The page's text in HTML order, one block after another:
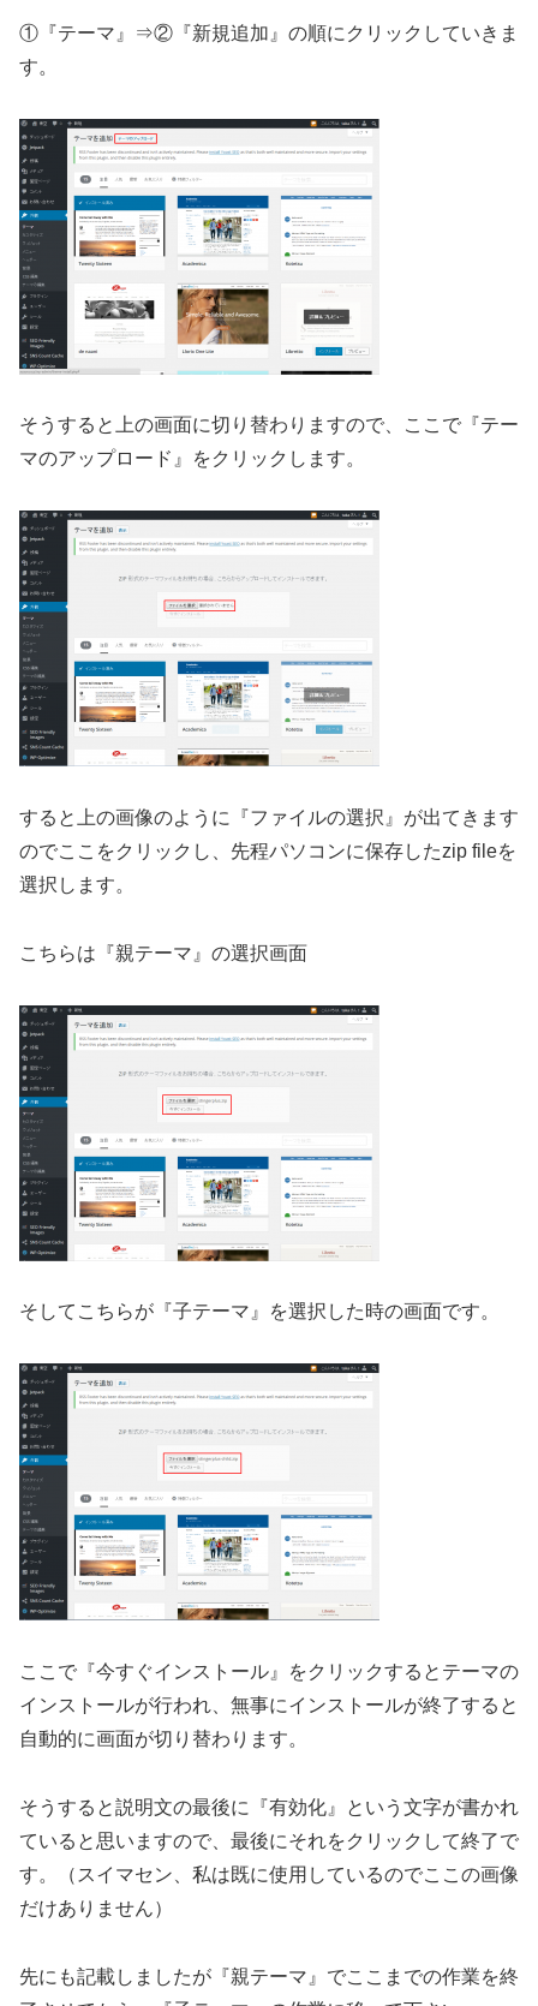
①『テーマ』⇒②『新規追加』の順にクリックしていきま
す。
そうすると上の画面に切り替わりますので、ここで『テー
マのアップロード』をクリックします。
すると上の画像のように『ファイルの選択』が出てきます
のでここをクリックし、先程パソコンに保存したzip fileを
選択します。
こちらは『親テーマ』の選択画面
そしてこちらが『子テーマ』を選択した時の画面です。
ここで『今すぐインストール』をクリックするとテーマの
インストールが行われ、無事にインストールが終了すると
自動的に画面が切り替わります。
そうすると説明文の最後に『有効化』という文字が書かれ
ていると思いますので、最後にそれをクリックして終了で
す。（スイマセン、私は既に使用しているのでここの画像
だけありません）
先にも記載しましたが『親テーマ』でここまでの作業を終